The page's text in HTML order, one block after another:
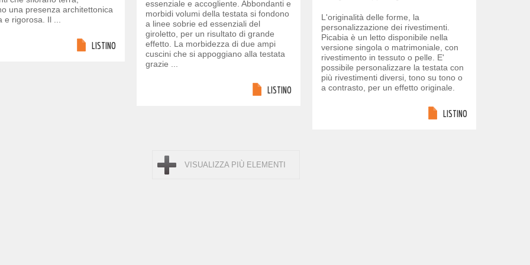
una presenza architettonica
e rigorosa. Il ...
LISTINO
essenziale e accogliente. Abbondanti e
morbidi volumi della testata si fondono
a linee sobrie ed essenziali del
giroletto, per un risultato di grande
effetto. La morbidezza di due ampi
cuscini che si appoggiano alla testata
grazie ...
LISTINO
L'originalità delle forme, la
personalizzazione dei rivestimenti.
Picabia è un letto disponibile nella
versione singola o matrimoniale, con
rivestimento in tessuto o pelle. E'
possibile personalizzare la testata con
più rivestimenti diversi, tono su tono o
a contrasto, per un effetto originale.
LISTINO
VISUALIZZA PIÙ ELEMENTI